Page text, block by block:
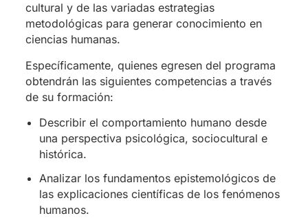
cultural y de las variadas estrategias
metodológicas para generar conocimiento en
ciencias humanas.
Específicamente, quienes egresen del programa
obtendrán las siguientes competencias a través
de su formación:
Describir el comportamiento humano desde
una perspectiva psicológica, sociocultural e
histórica.
Analizar los fundamentos epistemológicos de
las explicaciones científicas de los fenómenos
humanos.